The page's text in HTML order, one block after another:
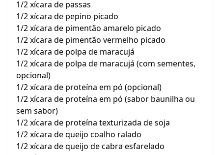
1/2 xícara de passas
1/2 xícara de pepino picado
1/2 xícara de pimentão amarelo picado
1/2 xícara de pimentão vermelho picado
1/2 xícara de polpa de maracujá
1/2 xícara de polpa de maracujá (com sementes,
opcional)
1/2 xícara de proteína em pó (opcional)
1/2 xícara de proteína em pó (sabor baunilha ou
sem sabor)
1/2 xícara de proteína texturizada de soja
1/2 xícara de queijo coalho ralado
1/2 xícara de queijo de cabra esfarelado